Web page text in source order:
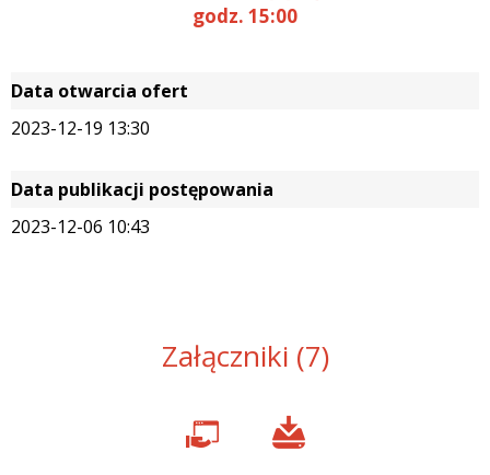
godz. 15:00
Data otwarcia ofert
2023-12-19 13:30
Data publikacji postępowania
2023-12-06 10:43
Załączniki (7)